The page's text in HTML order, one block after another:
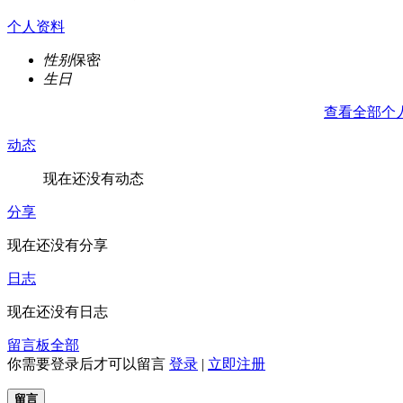
个人资料
性别保密
生日
查看全部个
动态
现在还没有动态
分享
现在还没有分享
日志
现在还没有日志
留言板全部
你需要登录后才可以留言 登录 | 立即注册
留言